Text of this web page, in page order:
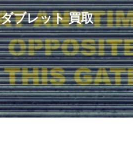
ダブレット 買取